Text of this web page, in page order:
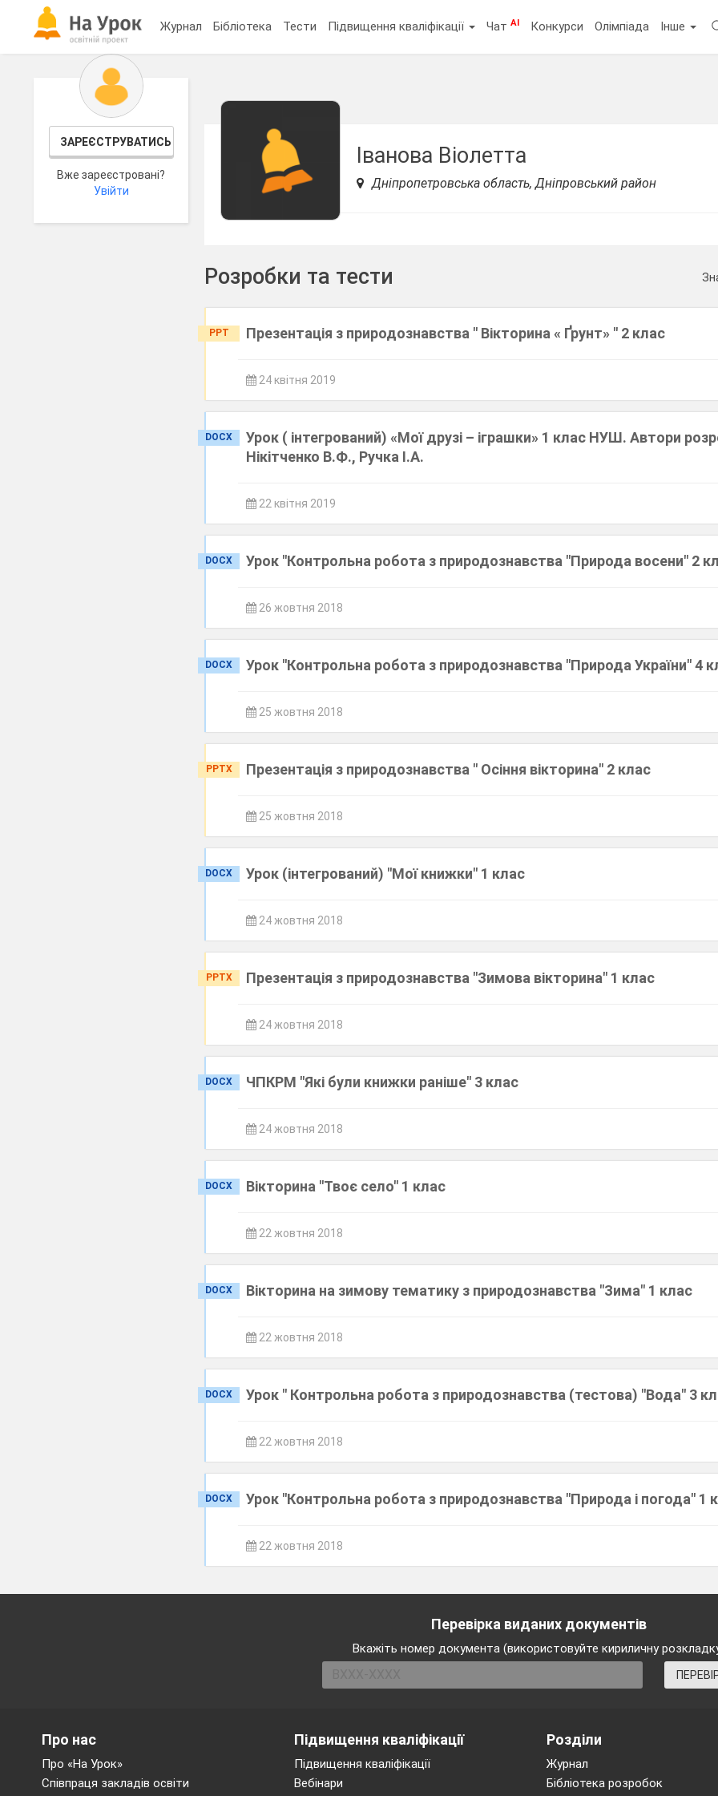
Журнал Бібліотека Тести Підвищення кваліфікації ЧатAI Конкурси Олімпіада Інше
ЗАРЕЄСТРУВАТИСЬ
Вже зареєстровані?
Увійти
Іванова Віолетта
Дніпропетровська область, Дніпровський район
Розробки та тести
PPT Презентація з природознавства " Вікторина « Ґрунт» " 2 клас
24 квітня 2019
DOCX
Урок ( інтегрований) «Мої друзі – іграшки» 1 клас НУШ. Автори
Нікітченко В.Ф., Ручка І.А.
22 квітня 2019
DOCX Урок "Контрольна робота з природознавства "Природа восени" 2
26 жовтня 2018
DOCX Урок "Контрольна робота з природознавства "Природа України" 4
25 жовтня 2018
PPTX Презентація з природознавства " Осіння вікторина" 2 клас
25 жовтня 2018
DOCX Урок (інтегрований) "Мої книжки" 1 клас
24 жовтня 2018
PPTX Презентація з природознавства "Зимова вікторина" 1 клас
24 жовтня 2018
DOCX ЧПКРМ "Які були книжки раніше" 3 клас
24 жовтня 2018
DOCX Вікторина "Твоє село" 1 клас
22 жовтня 2018
DOCX Вікторина на зимову тематику з природознавства "Зима" 1 клас
22 жовтня 2018
DOCX Урок " Контрольна робота з природознавства (тестова) "Вода" 3
22 жовтня 2018
DOCX Урок "Контрольна робота з природознавства "Природа і погода" 1
22 жовтня 2018
Перевірка виданих документів
Вкажіть номер документа (використовуйте кириличну
Підвищення кваліфікації
Підвищення кваліфікації
Вебінари
Розділи
Журнал
Бібліотека розробок
Про нас
Про «На Урок»
Співпраця закладів освіти